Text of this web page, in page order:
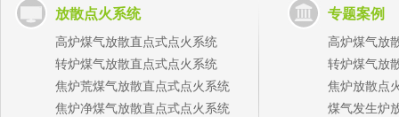
放散点火系统
高炉煤气放散直点式点火系统
转炉煤气放散直点式点火系统
焦炉荒煤气放散直点式点火系统
焦炉净煤气放散直点式点火系统
专题案例
高炉煤气放
转炉煤气放
焦炉放散点
煤气发生炉